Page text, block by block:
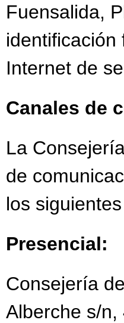
Fuensalida,
identificación
Internet de
Canales de
La
de
los
Presencial:
Consejería
Alberche s/n,